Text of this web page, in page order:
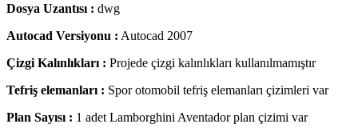
Dosya Uzantısı : dwg
Autocad Versiyonu : Autocad 2007
Çizgi Kalınlıkları : Projede çizgi kalınlıkları kullanılmamıştır
Tefriş elemanları : Spor otomobil tefriş elemanları çizimleri var
Plan Sayısı : 1 adet Lamborghini Aventador plan çizimi var